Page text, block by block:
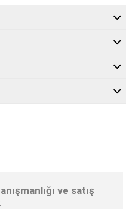
ve satış